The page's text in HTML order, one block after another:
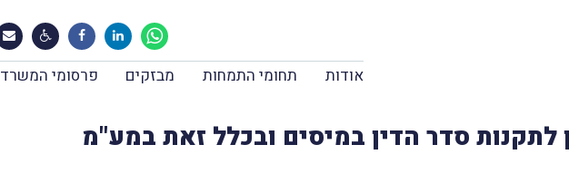
אודות תחומי התמחות מבזקים פרסומי המשרד
לתקנות סדר הדין במיסים ובכלל זאת במע"מ